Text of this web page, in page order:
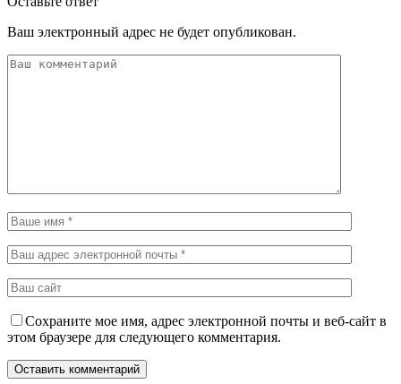
Ваш электронный адрес не будет опубликован.
Сохраните мое имя, адрес электронной почты и веб-сайт в
этом браузере для следующего комментария.